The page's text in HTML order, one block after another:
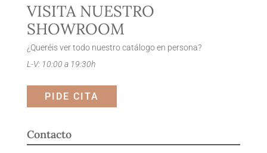
VISITA NUESTRO
SHOWROOM
¿Queréis ver todo nuestro catálogo en persona?
L-V: 10:00 a 19:30h
PIDE CITA
Contacto